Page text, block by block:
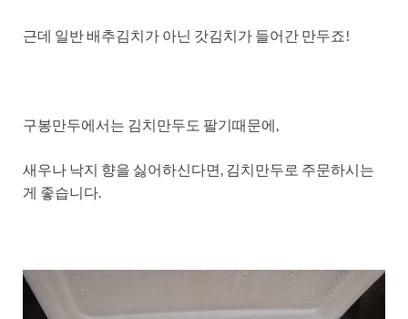
근데 일반 배추김치가 아닌 갓김치가 들어간 만두죠!
구봉만두에서는 김치만두도 팔기때문에,
새우나 낙지 향을 싫어하신다면, 김치만두로 주문하시는
게 좋습니다.